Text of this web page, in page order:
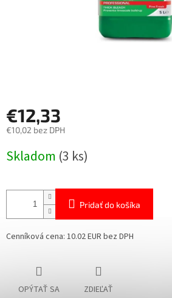
€12,33
€10,02 bez DPH
cena:
Skladom (3 ks)
Pridať do košíka
Cenníková cena: 10.02 EUR bez DPH
OPÝTAŤ SA ZDIEĽAŤ